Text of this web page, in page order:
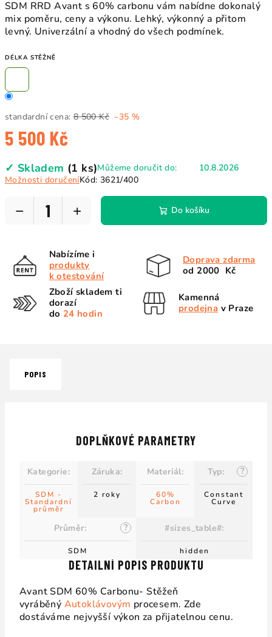
SDM RRD Avant s 60% carbonu vám nabídne dokonalý
mix poměru, ceny a výkonu. Lehký, výkonný a přitom
levný. Univerzální a vhodný do všech podmínek.
DÉLKA STĚŽNĚ
standardní cena: 8 500 Kč –35 %
5 500 Kč
cena:
✓ Skladem (1 ks)Můžeme doručit do:
10.8.2026
Možnosti doručeníKód: 3621/400
+
− Do košíku
Nabízíme i
produkty
k otestování
Doprava zdarma
od 2000 Kč
Zboží skladem ti
dorazí
do 24 hodin
Kamenná
prodejna v Praze
POPIS
DETAILNÍ POPIS PRODUKTU
Avant SDM 60% Carbonu- Stěžeň
vyráběný Autoklávovým procesem. Zde
dostáváme nejvyšší výkon za přijatelnou cenu.
DOPLŇKOVÉ PARAMETRY
Kategorie:
SDM -
Standardní
průměr
Záruka:
2 roky
Materiál:
60%
Carbon
?
Typ:
Constant
Curve
?
Průměr:
SDM
#sizes_table#:
hidden